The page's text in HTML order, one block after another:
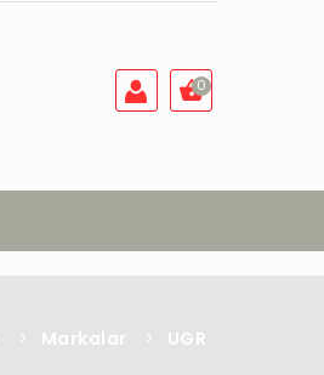
0
> Markalar > UGR